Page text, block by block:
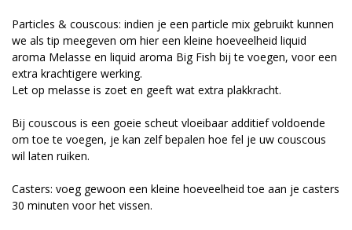
Particles & couscous: indien je een particle mix gebruikt kunnen
we als tip meegeven om hier een kleine hoeveelheid liquid
aroma Melasse en liquid aroma Big Fish bij te voegen, voor een
extra krachtigere werking.
Let op melasse is zoet en geeft wat extra plakkracht.
Bij couscous is een goeie scheut vloeibaar additief voldoende
om toe te voegen, je kan zelf bepalen hoe fel je uw couscous
wil laten ruiken.
Casters: voeg gewoon een kleine hoeveelheid toe aan je casters
30 minuten voor het vissen.